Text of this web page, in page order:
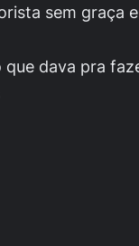
sem graça e
que dava pra